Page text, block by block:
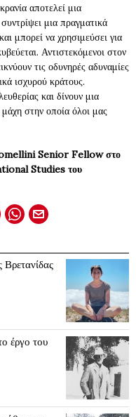
αποτελεί μια
μια πραγματικά
μπορεί να χρησιμεύσει για
Αντιστεκόμενοι στον
τις οδυνηρές αδυναμίες
ισχυρού κράτους.
και δίνουν μια
στην οποία όλοι μας
Senior Fellow στο
Studies του
έργο του